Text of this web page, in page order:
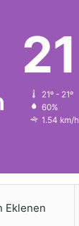
21
21º - 21º
60%
1.54 km/h
Eklenen